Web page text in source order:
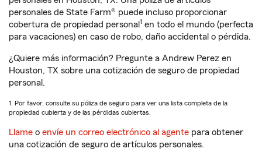
personales de State Farm® puede incluso proporcionar
cobertura de propiedad personal 1 en todo el mundo (perfecta
para vacaciones) en caso de robo, daño accidental o pérdida.
¿Quiere más información? Pregunte a Andrew Perez en
Houston, TX sobre una cotización de seguro de propiedad
personal.
1. Por favor, consulte su póliza de seguro para ver una lista completa de la
propiedad cubierta y de las pérdidas cubiertas.
Llame o envíe un correo electrónico al agente para obtener
una cotización de seguro de artículos personales.